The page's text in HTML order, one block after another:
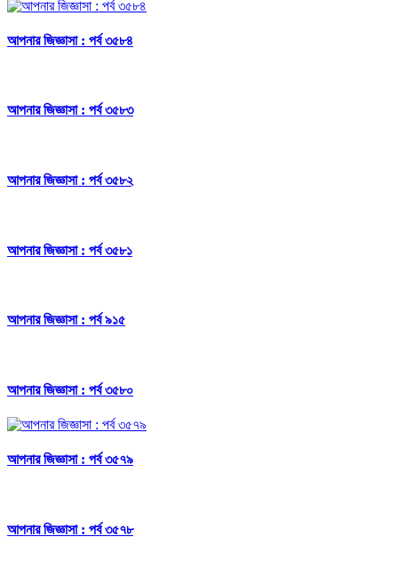
আপনার জিজ্ঞাসা : পর্ব ৩৫৮৪
আপনার জিজ্ঞাসা : পর্ব ৩৫৮৩
আপনার জিজ্ঞাসা : পর্ব ৩৫৮২
আপনার জিজ্ঞাসা : পর্ব ৩৫৮১
আপনার জিজ্ঞাসা : পর্ব ৯১৫
আপনার জিজ্ঞাসা : পর্ব ৩৫৮০
আপনার জিজ্ঞাসা : পর্ব ৩৫৭৯
আপনার জিজ্ঞাসা : পর্ব ৩৫৭৮